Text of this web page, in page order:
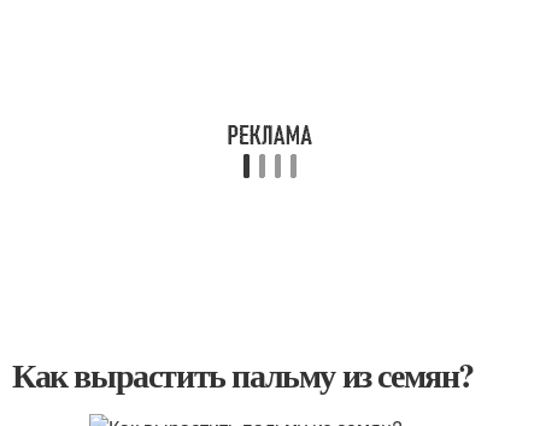
Как вырастить пальму из семян?